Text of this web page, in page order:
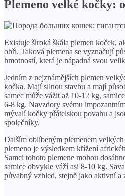
Plemeno velké kočky:
Existuje široká škála plemen koček,
obři. Taková plemena se vyznačují
hmotností, která je nápadná svou
Jedním z nejznámějších plemen
kočka. Mají silnou stavbu a mají
samec může vážit až 10-12 kg,
6-8 kg. Navzdory svému
mývalí kočky přátelskou povahu a
společníky.
Dalším oblíbeným plemenem
plemeno je výsledkem křížení
Samci tohoto plemene mohou
samice obvykle váží asi 8-10 kg.
půvabný vzhled, stejně jako aktivní a